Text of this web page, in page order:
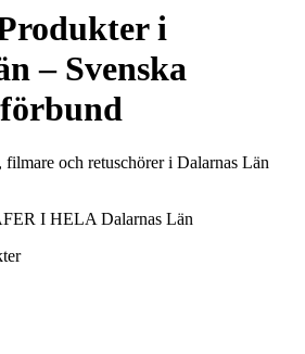
i
– Svenska
och retuschörer i Dalarnas Län
I HELA Dalarnas Län